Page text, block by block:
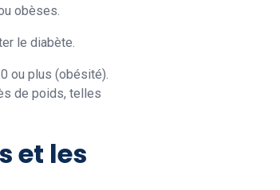
obèses.
le diabète.
ou plus (obésité).
de poids, telles
et les